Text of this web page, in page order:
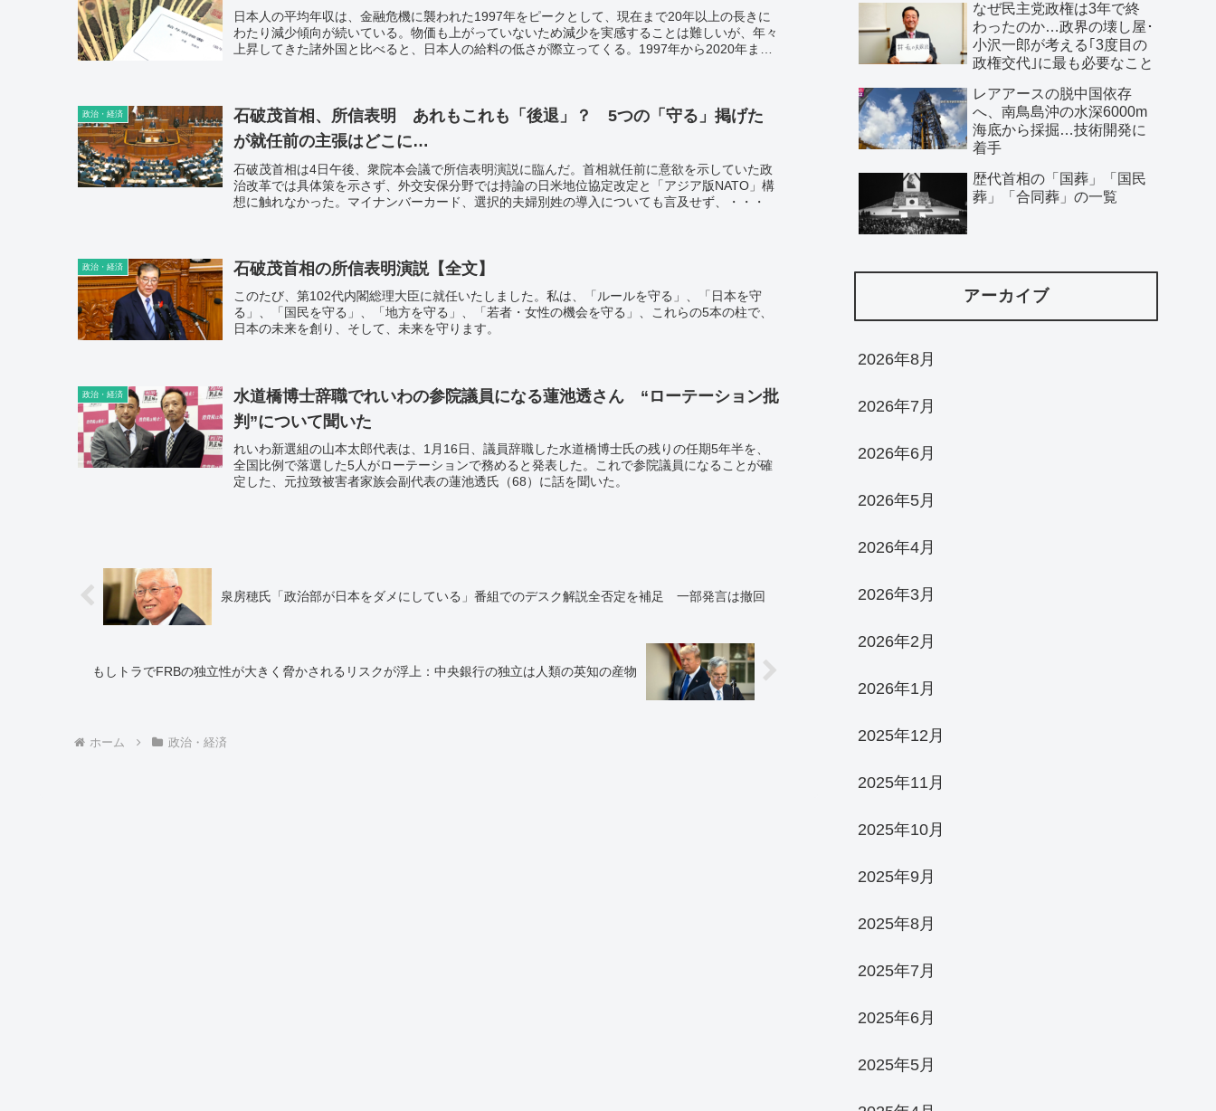
日本人の平均年収は、金融危機に襲われた1997年をピークとして、現在まで20年以上の長きに
わたり減少傾向が続いている。物価も上がっていないため減少を実感することは難しいが、年々
上昇してきた諸外国と比べると、日本人の給料の低さが際立ってくる。1997年から2020年まで
政治・経済
石破茂首相、所信表明 あれもこれも「後退」？ 5つの「守る」掲げた
が就任前の主張はどこに…
石破茂首相は4日午後、衆院本会議で所信表明演説に臨んだ。首相就任前に意欲を示していた政
治改革では具体策を示さず、外交安保分野では持論の日米地位協定改定と「アジア版NATO」構
想に触れなかった。マイナンバーカード、選択的夫婦別姓の導入についても言及せず、・・・
政治・経済 石破茂首相の所信表明演説【全文】
このたび、第102代内閣総理大臣に就任いたしました。私は、「ルールを守る」、「日本を守
る」、「国民を守る」、「地方を守る」、「若者・女性の機会を守る」、これらの5本の柱で、
日本の未来を創り、そして、未来を守ります。
政治・経済
水道橋博士辞職でれいわの参院議員になる蓮池透さん “ローテーション批
判”について聞いた
れいわ新選組の山本太郎代表は、1月16日、議員辞職した水道橋博士氏の残りの任期5年半を、
全国比例で落選した5人がローテーションで務めると発表した。これで参院議員になることが確
定した、元拉致被害者家族会副代表の蓮池透氏（68）に話を聞いた。
泉房穂氏「政治部が日本をダメにしている」番組でのデスク解説全否定を補足 一部発言は撤回
もしトラでFRBの独立性が大きく脅かされるリスクが浮上：中央銀行の独立は人類の英知の産物
ホーム 政治・経済
なぜ民主党政権は3年で終
わったのか…政界の壊し屋･
小沢一郎が考える｢3度目の
政権交代｣に最も必要なこと
レアアースの脱中国依存
へ、南鳥島沖の水深6000m
海底から採掘…技術開発に
着手
歴代首相の「国葬」「国民
葬」「合同葬」の一覧
アーカイブ
2026年8月
2026年7月
2026年6月
2026年5月
2026年4月
2026年3月
2026年2月
2026年1月
2025年12月
2025年11月
2025年10月
2025年9月
2025年8月
2025年7月
2025年6月
2025年5月